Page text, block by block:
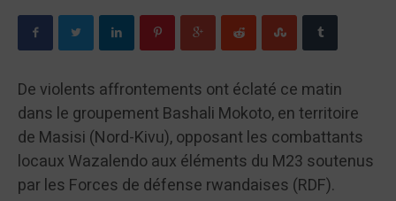
De violents affrontements ont éclaté ce matin
dans le groupement Bashali Mokoto, en territoire
de Masisi (Nord-Kivu), opposant les combattants
locaux Wazalendo aux éléments du M23 soutenus
par les Forces de défense rwandaises (RDF).